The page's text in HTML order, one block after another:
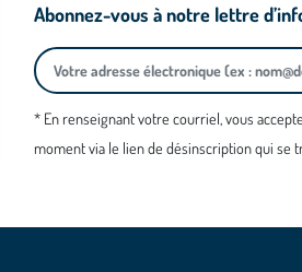
Abonnez-vous à notre lettre
* En renseignant votre courriel, vous
moment via le lien de désinscription qui se